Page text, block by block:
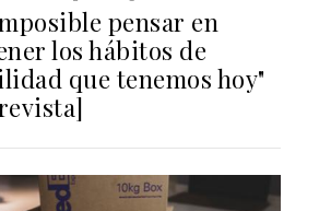
pensar en
los hábitos de
que tenemos hoy"